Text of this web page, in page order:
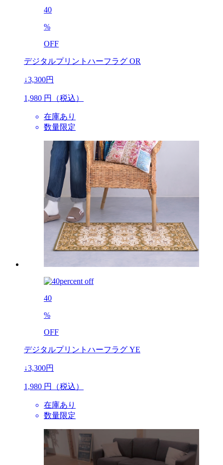
40
%
OFF
デジタルプリントハーフラグ OR
↓3,300円
1,980 円（税込）
在庫あり
数量限定
40
%
OFF
デジタルプリントハーフラグ YE
↓3,300円
1,980 円（税込）
在庫あり
数量限定